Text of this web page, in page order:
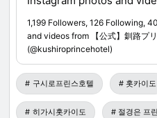
1,199 Followers, 126 Following,
and videos from 【公式】釧路プ
(@kushiroprincehotel)
구시로프린스호텔 홋카이도
히가시홋카이도 절경은 프